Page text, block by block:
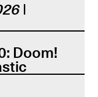
|
Doom!